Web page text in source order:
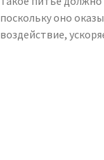
поскольку оно
воздействие,